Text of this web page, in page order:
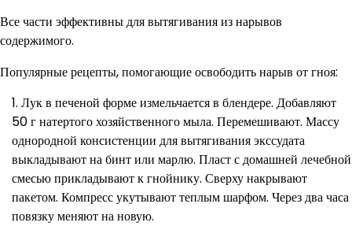
Все части эффективны для вытягивания из нарывов
содержимого.
Популярные рецепты, помогающие освободить нарыв от гноя:
Лук в печеной форме измельчается в блендере. Добавляют
50 г натертого хозяйственного мыла. Перемешивают. Массу
однородной консистенции для вытягивания экссудата
выкладывают на бинт или марлю. Пласт с домашней лечебной
смесью прикладывают к гнойнику. Сверху накрывают
пакетом. Компресс укутывают теплым шарфом. Через два часа
повязку меняют на новую.